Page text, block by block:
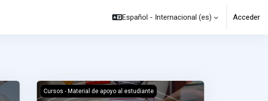
Español - Internacional ‎(es)‎ Acceder
Curso de Competencias Técnicas en el Manejo de Productos
Cursos - Material de apoyo al estudiante